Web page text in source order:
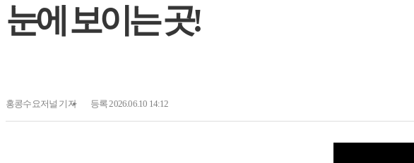
눈에 보이는 곳!
홍콩수요저널 기자 등록 2026.06.10 14:12